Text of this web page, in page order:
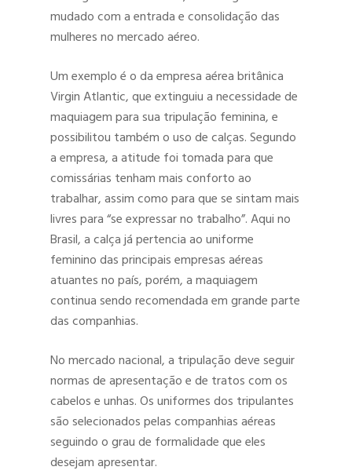
mudado com a entrada e consolidação das
mulheres no mercado aéreo.
Um exemplo é o da empresa aérea britânica
Virgin Atlantic, que extinguiu a necessidade de
maquiagem para sua tripulação feminina, e
possibilitou também o uso de calças. Segundo
a empresa, a atitude foi tomada para que
comissárias tenham mais conforto ao
trabalhar, assim como para que se sintam mais
livres para “se expressar no trabalho”. Aqui no
Brasil, a calça já pertencia ao uniforme
feminino das principais empresas aéreas
atuantes no país, porém, a maquiagem
continua sendo recomendada em grande parte
das companhias.
No mercado nacional, a tripulação deve seguir
normas de apresentação e de tratos com os
cabelos e unhas. Os uniformes dos tripulantes
são selecionados pelas companhias aéreas
seguindo o grau de formalidade que eles
desejam apresentar.